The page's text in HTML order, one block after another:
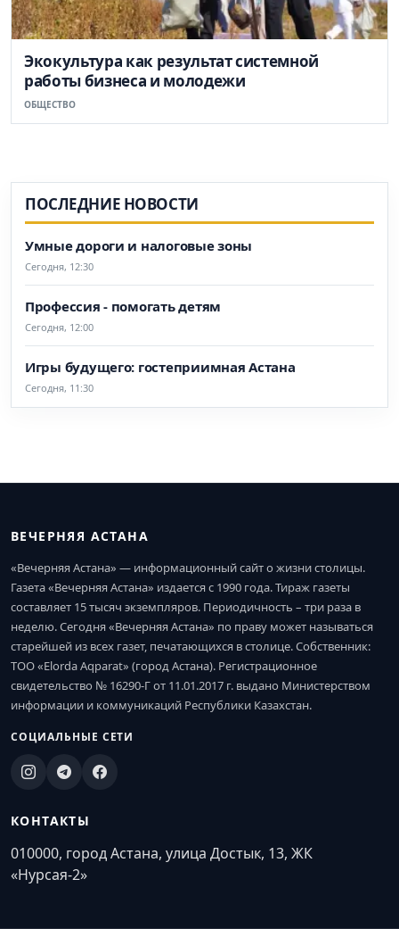
Экокультура как результат системной
работы бизнеса и молодежи
ОБЩЕСТВО
ПОСЛЕДНИЕ НОВОСТИ
Умные дороги и налоговые зоны
Сегодня, 12:30
Профессия - помогать детям
Сегодня, 12:00
Игры будущего: гостеприимная Астана
Сегодня, 11:30
ВЕЧЕРНЯЯ АСТАНА
«Вечерняя Астана» — информационный сайт о жизни столицы.
Газета «Вечерняя Астана» издается с 1990 года. Тираж газеты
составляет 15 тысяч экземпляров. Периодичность – три раза в
неделю. Сегодня «Вечерняя Астана» по праву может называться
старейшей из всех газет, печатающихся в столице. Собственник:
ТОО «Elorda Aqparat» (город Астана). Регистрационное
свидетельство № 16290-Г от 11.01.2017 г. выдано Министерством
информации и коммуникаций Республики Казахстан.
СОЦИАЛЬНЫЕ СЕТИ
КОНТАКТЫ
010000, город Астана, улица Достык, 13, ЖК
«Нурсая-2»